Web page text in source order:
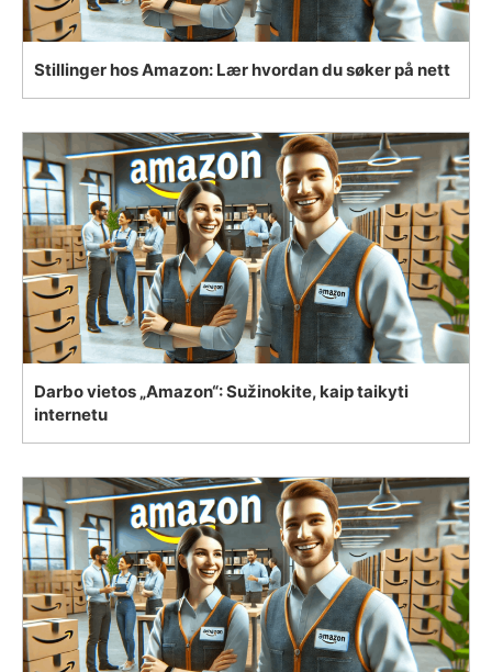
Stillinger hos Amazon: Lær hvordan du søker på nett
Darbo vietos „Amazon“: Sužinokite, kaip taikyti
internetu